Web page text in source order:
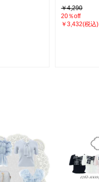
￥4,290
20％off
￥3,432(税込)